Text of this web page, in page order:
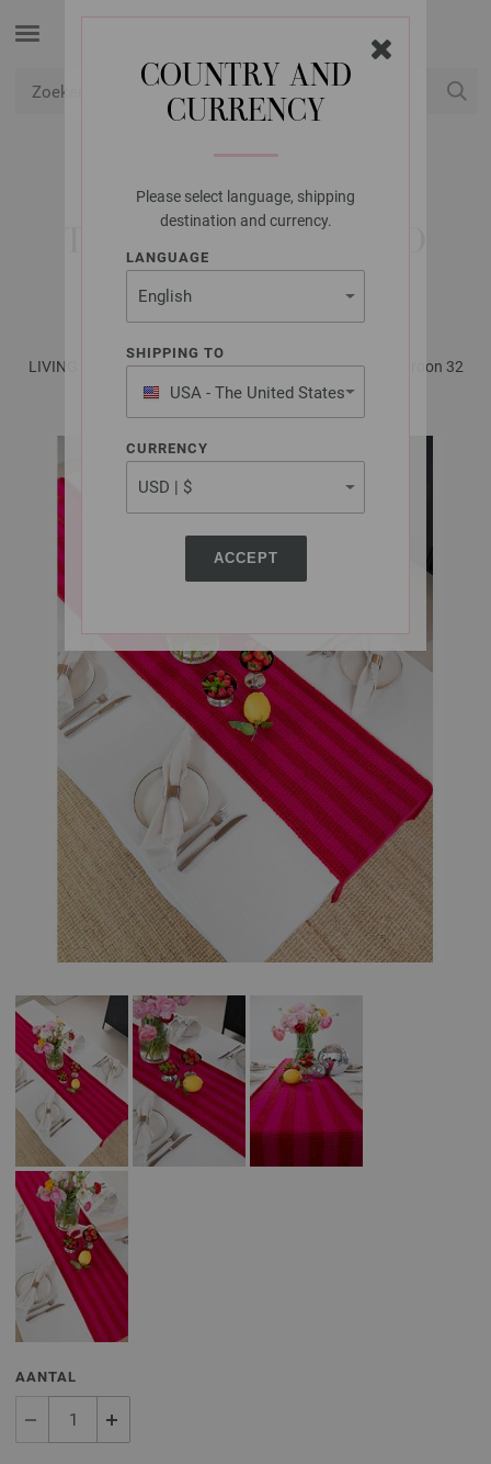
COUNTRY AND
CURRENCY
Please select language, shipping
destination and currency.
LANGUAGE
SHIPPING TO
USA - The United States
of America
CURRENCY
ACCEPT
FILATI STUDIO
TAFELLOPER MERINO
CARDATO
LIVING No. 1 - Tijdschrift (DE) + Beschrijvingen (NL) | Patroon 32
AANTAL